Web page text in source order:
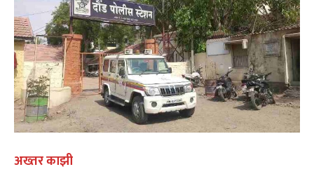
अख्तर काझी